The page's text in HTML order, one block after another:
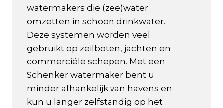
watermakers die (zee)water
omzetten in schoon drinkwater.
Deze systemen worden veel
gebruikt op zeilboten, jachten en
commerciële schepen. Met een
Schenker watermaker bent u
minder afhankelijk van havens en
kun u langer zelfstandig op het